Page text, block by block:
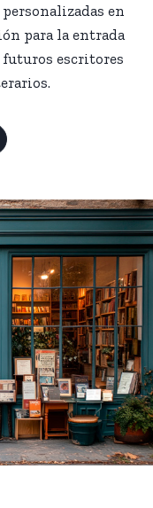
en
para la entrada
escritores